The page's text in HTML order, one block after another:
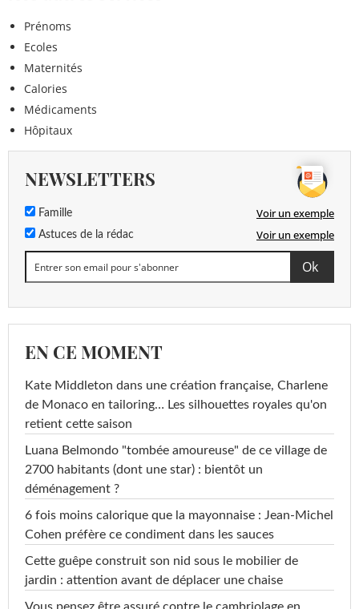
Prénoms
Ecoles
Maternités
Calories
Médicaments
Hôpitaux
NEWSLETTERS
Famille Voir un exemple
Astuces de la rédac Voir un exemple
EN CE MOMENT
Kate Middleton dans une création française, Charlene
de Monaco en tailoring… Les silhouettes royales qu'on
retient cette saison
Luana Belmondo "tombée amoureuse" de ce village de
2700 habitants (dont une star) : bientôt un
déménagement ?
6 fois moins calorique que la mayonnaise : Jean-Michel
Cohen préfère ce condiment dans les sauces
Cette guêpe construit son nid sous le mobilier de
jardin : attention avant de déplacer une chaise